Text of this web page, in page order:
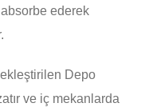
ederek
Depo
ve iç mekanlarda